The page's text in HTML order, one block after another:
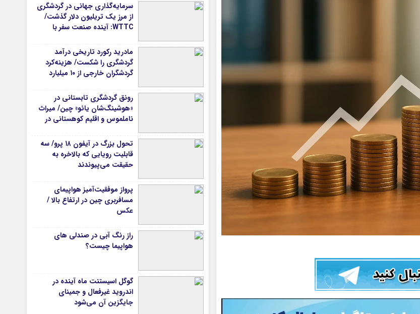
سرمایه‌گذاری جهانی در گردشگری
از مرز یک تریلیون دلار گذشت/
WTTC: آینده صنعت سفر با
تضمین می‌شود
مادرید رکورد تاریخی درآمد
گردشگری را شکست/ هزینه‌کرد
گردشگران خارجی از ۱۰ میلیارد
رونق گردشگری تابستانی در
«هوشینگ‌شان یائو» چین/ میراث
ناملموس و اقلیم کوهستانی در
تحول بزرگ در آیفون ۱۸ پرو/ سه
قابلیت رویایی که بالاخره به
حقیقت می‌پیوندند
پرواز موفقیت‌آمیز هواپیمای
مسافربری چین در ارتفاع بالا /
عکس
راز رنگ آبی در صندلی های
هواپیما چیست؟
گوگل اسیستنت ماه آینده در
اندروید غیرفعال و جمینای
جایگزین آن می‌شود